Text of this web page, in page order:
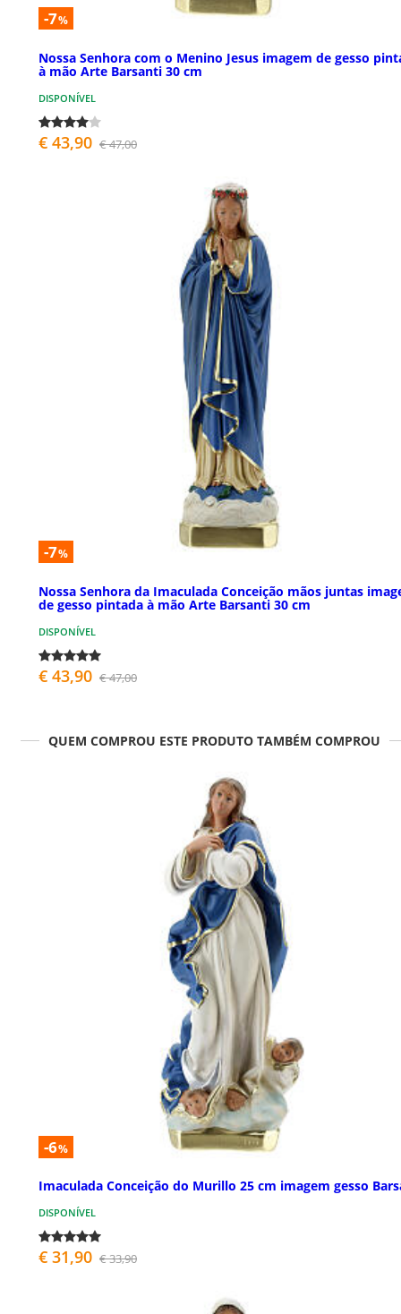
-7%
Nossa Senhora com o Menino Jesus imagem de gesso
à mão Arte Barsanti 30 cm
DISPONÍVEL
€ 43,90 € 47,00
-7%
Nossa Senhora da Imaculada Conceição mãos juntas
de gesso pintada à mão Arte Barsanti 30 cm
DISPONÍVEL
€ 43,90 € 47,00
QUEM COMPROU ESTE PRODUTO TAMBÉM COMPROU
-6%
Imaculada Conceição do Murillo 25 cm imagem gesso
DISPONÍVEL
€ 31,90 € 33,90